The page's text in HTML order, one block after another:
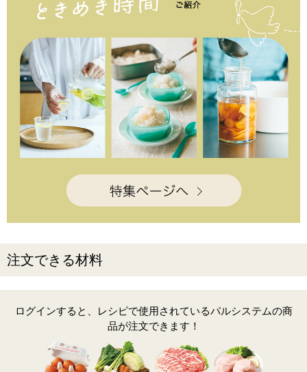
注文できる材料
ログインすると、レシピで使用されているパルシステムの商
品が注文できます！